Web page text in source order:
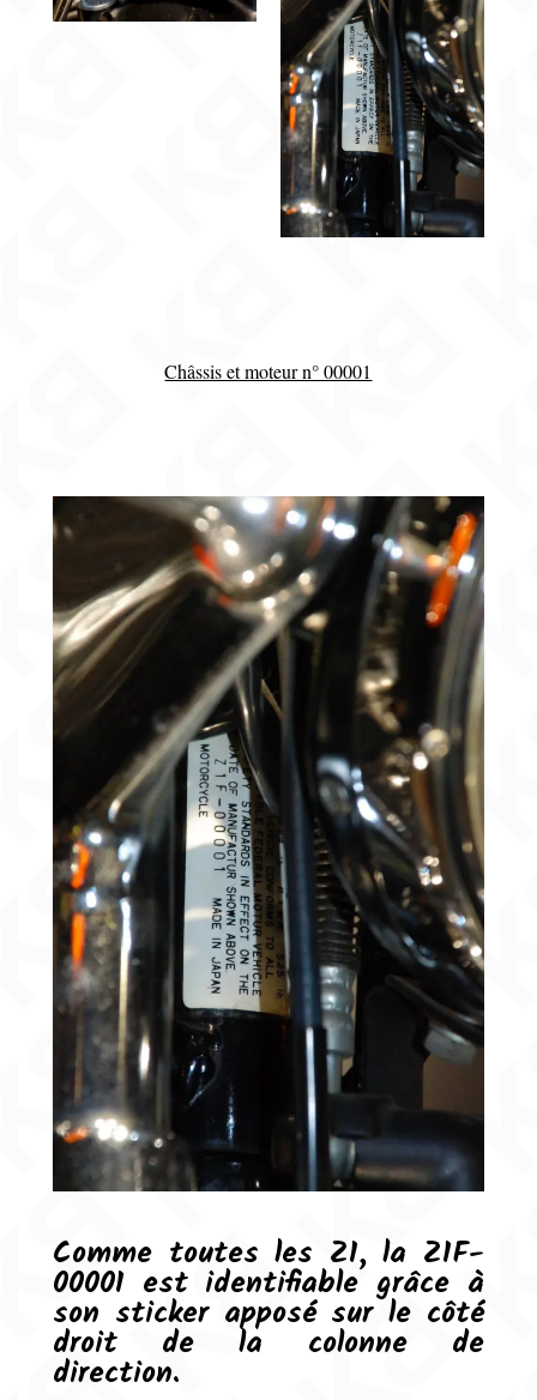
Châssis et moteur n° 00001
Comme toutes les Z1, la Z1F-
00001 est identifiable grâce à
son sticker apposé sur le côté
droit de la colonne de
direction.